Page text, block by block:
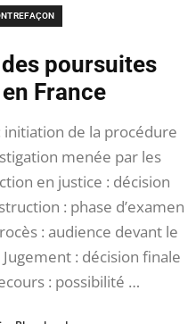
poursuites
France
initiation de la procédure
menée par les
en justice : décision
: phase d’examen
: audience devant le
: décision finale
: possibilité …